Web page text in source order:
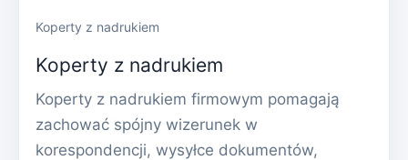
Koperty z nadrukiem
Koperty z nadrukiem
Koperty z nadrukiem firmowym pomagają
zachować spójny wizerunek w
korespondencji, wysyłce dokumentów,